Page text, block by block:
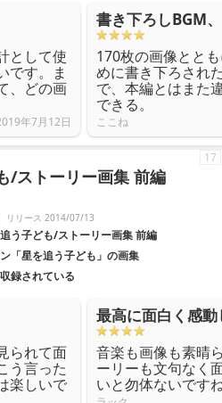
として使
です。ま
、どの画
年7月12日
書き下ろしBGM
170枚の画像とと
めに書き下ろされ
で、本編とはまた
できる。
ここね
/ストーリー画集 前編
リリース 2014/07/13
う子ども/ストーリー画集 前編
「星を追う子ども」の画集
録されている
17
られて面
う言った
楽しいで
最高に面白く感
音楽も画像も素晴
ーリーも文句なく
いと勿体ないです